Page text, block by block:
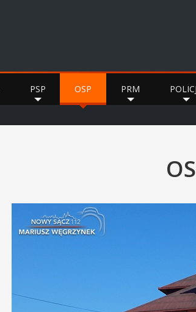
PSP OSP PRM